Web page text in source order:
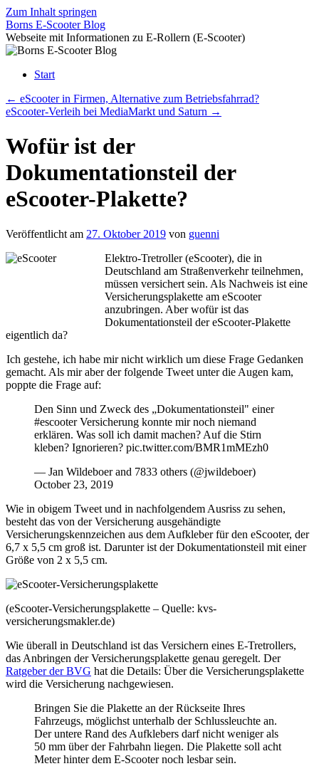
Zum Inhalt springen
Borns E-Scooter Blog
Webseite mit Informationen zu E-Rollern (E-Scooter)
Start
← eScooter in Firmen, Alternative zum Betriebsfahrrad?
eScooter-Verleih bei MediaMarkt und Saturn →
Wofür ist der
Dokumentationsteil der
eScooter-Plakette?
Veröffentlicht am 27. Oktober 2019 von guenni
Elektro-Tretroller (eScooter), die in
Deutschland am Straßenverkehr teilnehmen,
müssen versichert sein. Als Nachweis ist eine
Versicherungsplakette am eScooter
anzubringen. Aber wofür ist das
Dokumentationsteil der eScooter-Plakette
eigentlich da?
Ich gestehe, ich habe mir nicht wirklich um diese Frage Gedanken
gemacht. Als mir aber der folgende Tweet unter die Augen kam,
poppte die Frage auf:
Den Sinn und Zweck des „Dokumentationsteil" einer
#escooter Versicherung konnte mir noch niemand
erklären. Was soll ich damit machen? Auf die Stirn
kleben? Ignorieren? pic.twitter.com/BMR1mMEzh0
— Jan Wildeboer and 7833 others (@jwildeboer)
October 23, 2019
Wie in obigem Tweet und in nachfolgendem Ausriss zu sehen,
besteht das von der Versicherung ausgehändigte
Versicherungskennzeichen aus dem Aufkleber für den eScooter, der
6,7 x 5,5 cm groß ist. Darunter ist der Dokumentationsteil mit einer
Größe von 2 x 5,5 cm.
(eScooter-Versicherungsplakette – Quelle: kvs-
versicherungsmakler.de)
Wie überall in Deutschland ist das Versichern eines E-Tretrollers,
das Anbringen der Versicherungsplakette genau geregelt. Der
Ratgeber der BVG hat die Details: Über die Versicherungsplakette
wird die Versicherung nachgewiesen.
Bringen Sie die Plakette an der Rückseite Ihres
Fahrzeugs, möglichst unterhalb der Schlussleuchte an.
Der untere Rand des Aufklebers darf nicht weniger als
50 mm über der Fahrbahn liegen. Die Plakette soll acht
Meter hinter dem E-Scooter noch lesbar sein.